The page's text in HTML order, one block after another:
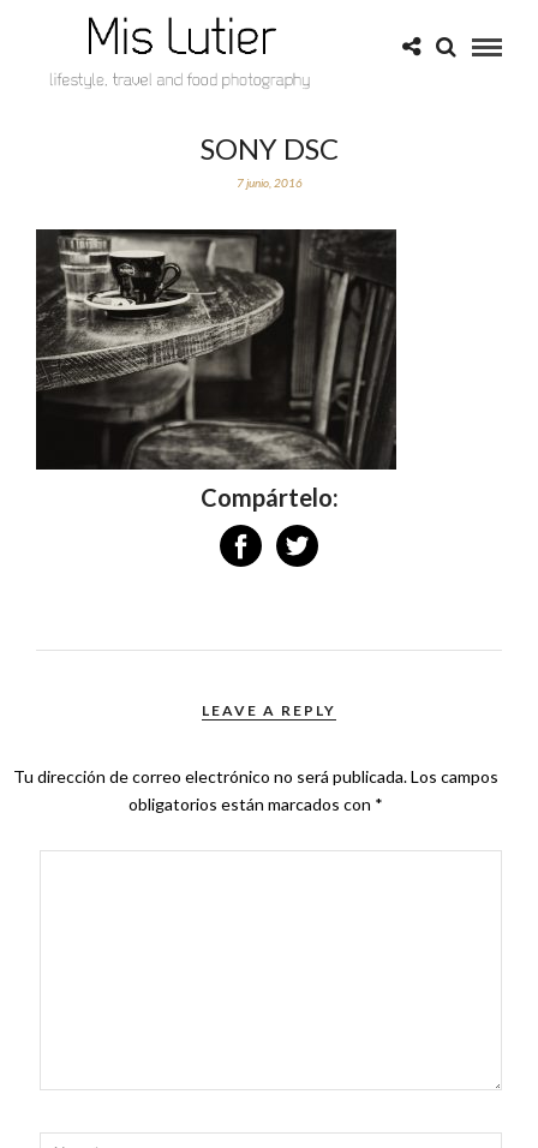
SONY DSC
7 junio, 2016
Compártelo:
LEAVE A REPLY
Tu dirección de correo electrónico no será publicada.Los campos
obligatorios están marcados con *